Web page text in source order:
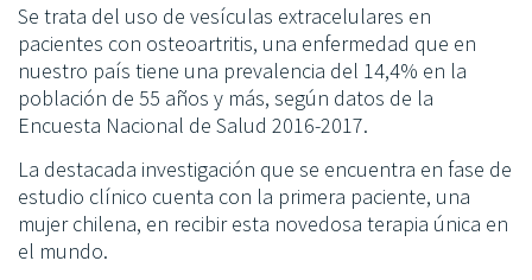
Se trata del uso de vesículas extracelulares en
pacientes con osteoartritis, una enfermedad que en
nuestro país tiene una prevalencia del 14,4% en la
población de 55 años y más, según datos de la
Encuesta Nacional de Salud 2016-2017.
La destacada investigación que se encuentra en fase de
estudio clínico cuenta con la primera paciente, una
mujer chilena, en recibir esta novedosa terapia única en
el mundo.